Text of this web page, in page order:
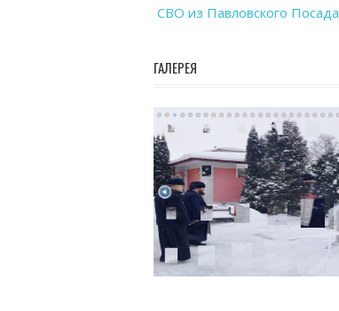
СВО из Павловского Посада
ГАЛЕРЕЯ